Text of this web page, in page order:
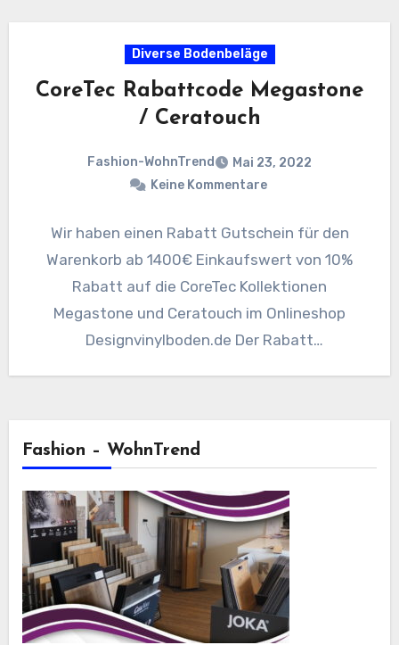
Diverse Bodenbeläge
CoreTec Rabattcode Megastone
/ Ceratouch
Fashion-WohnTrend
Mai 23, 2022
Keine Kommentare
Wir haben einen Rabatt Gutschein für den
Warenkorb ab 1400€ Einkaufswert von 10%
Rabatt auf die CoreTec Kollektionen
Megastone und Ceratouch im Onlineshop
Designvinylboden.de Der Rabatt
Fashion – WohnTrend